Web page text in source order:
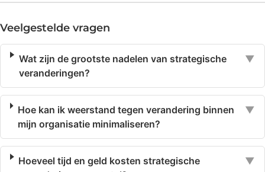
Veelgestelde vragen
Wat zijn de grootste nadelen van strategische
veranderingen?
▼
Hoe kan ik weerstand tegen verandering binnen
mijn organisatie minimaliseren?
▼
Hoeveel tijd en geld kosten strategische
▼